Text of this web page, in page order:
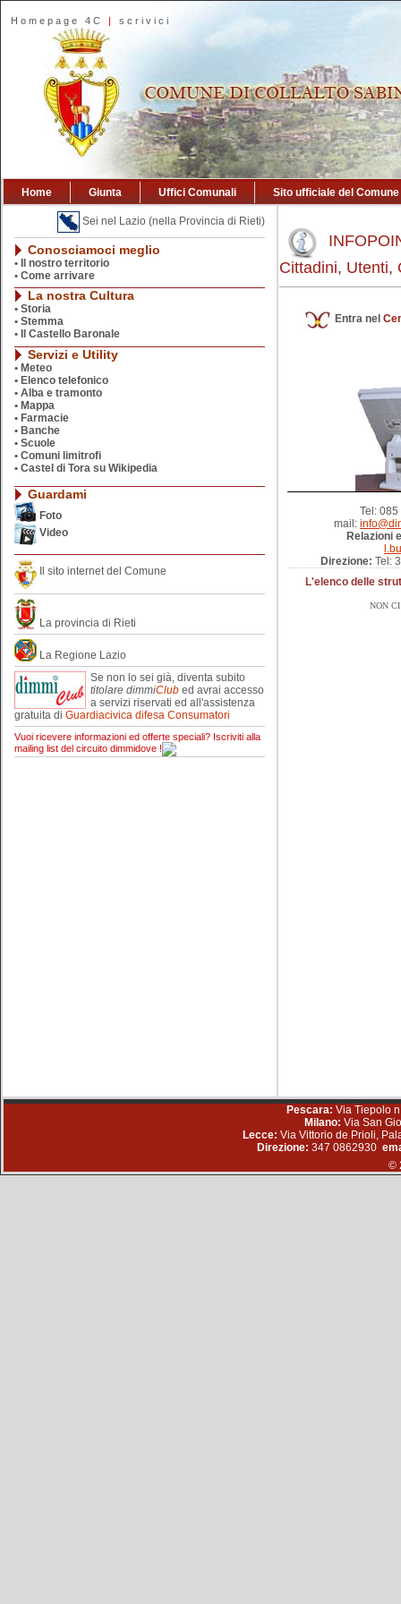
Homepage 4C | scrivici
Home Giunta Uffici Comunali Sito ufficiale del Comune
Sei nel Lazio (nella Provincia di Rieti)
Conosciamoci meglio
•
Il nostro territorio
• Come arrivare
La nostra Cultura
• Storia
• Stemma
•
Il Castello Baronale
Servizi e Utility
• Meteo
• Elenco telefonico
• Alba e tramonto
• Mappa
• Farmacie
• Banche
• Scuole
• Comuni limitrofi
• Castel di Tora su Wikipedia
Guardami
Foto
Video
Il sito internet del Comune
La provincia di Rieti
La Regione Lazio
Se non lo sei già, diventa subito
titolare dimmiClub ed avrai accesso
a servizi riservati ed all'assistenza
gratuita di Guardiacivica difesa Consumatori
Vuoi ricevere informazioni ed offerte speciali? Iscriviti alla
mailing list del circuito dimmidove !
Cittadini, Utenti,
Entra nel
Tel:
mail:
Relazioni
Direzione: Tel:
L'elenco delle
NON
Pescara: Via Tiepolo
Milano: Via San
Lecce: Via Vittorio de Prioli,
Direzione: 347 0862930
©